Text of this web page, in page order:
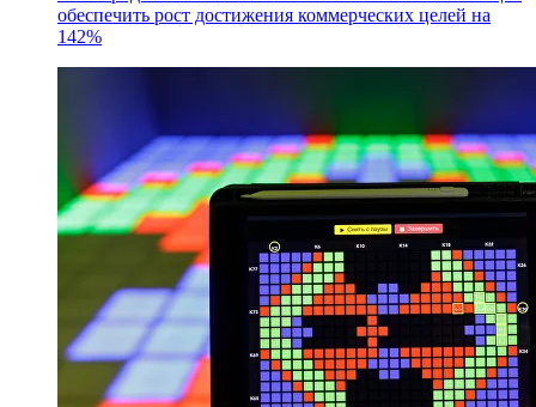
обеспечить рост достижения коммерческих целей на
142%